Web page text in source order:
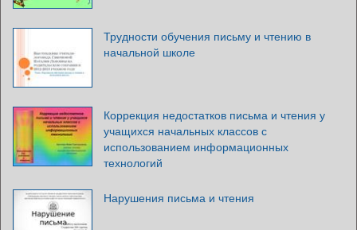
Трудности обучения письму и чтению в
начальной школе
Коррекция недостатков письма и чтения у
учащихся начальных классов с
использованием информационных
технологий
Нарушения письма и чтения